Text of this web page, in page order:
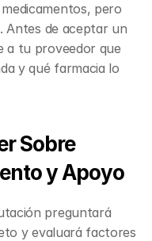
pero
Antes de aceptar un
a tu proveedor que
y qué farmacia lo
Sobre
y Apoyo
preguntará
y evaluará factores